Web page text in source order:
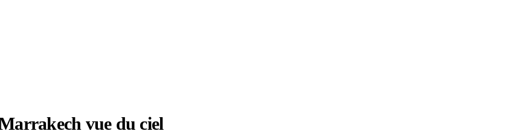
vue du ciel